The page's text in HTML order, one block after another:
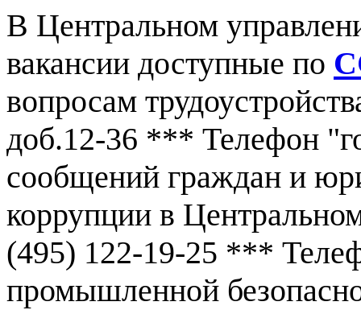
В Центральном
вакансии доступные по
вопросам
доб.12-36 *** Телефон
сообщений граждан и
коррупции в
(495) 122-19-25 ***
промышленной